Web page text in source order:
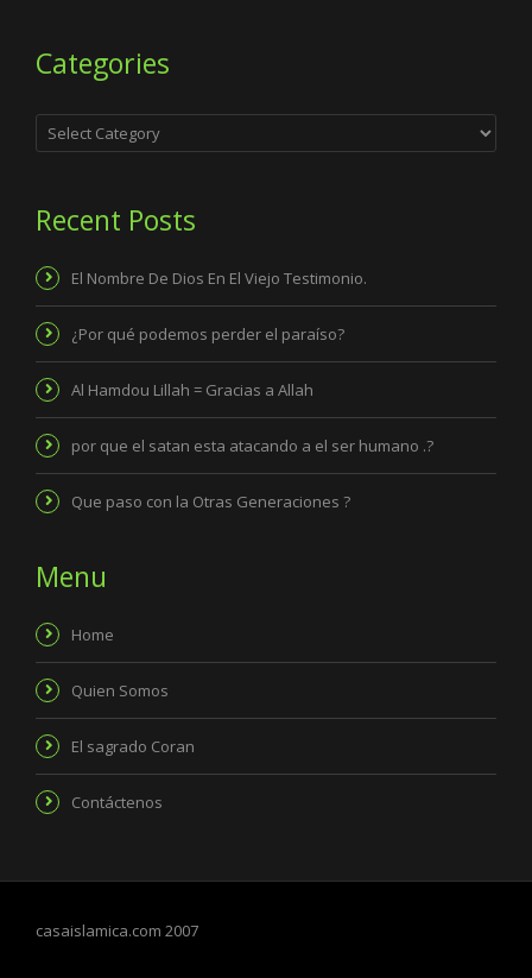
Categories
Categories
Recent Posts
El Nombre De Dios En El Viejo Testimonio.
¿Por qué podemos perder el paraíso?
Al Hamdou Lillah = Gracias a Allah
por que el satan esta atacando a el ser humano .?
Que paso con la Otras Generaciones ?
Menu
Home
Quien Somos
El sagrado Coran
Contáctenos
casaislamica.com 2007